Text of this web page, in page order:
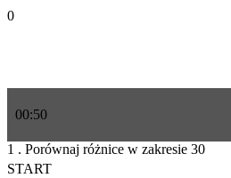
0
00:50
1 . Porównaj różnice w zakresie 30
START